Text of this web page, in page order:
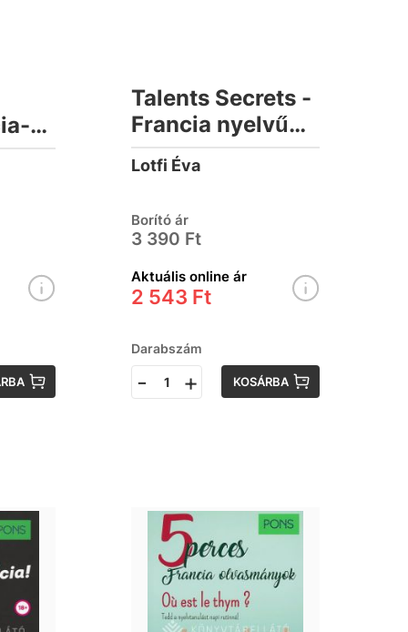
Talents Secrets -
Francia nyelvű
olvasmány
nyelvtani
Lotfi Éva
Borító ár
3 390 Ft
Aktuális online ár
2 543 Ft
Darabszám
- + KOSÁRBA